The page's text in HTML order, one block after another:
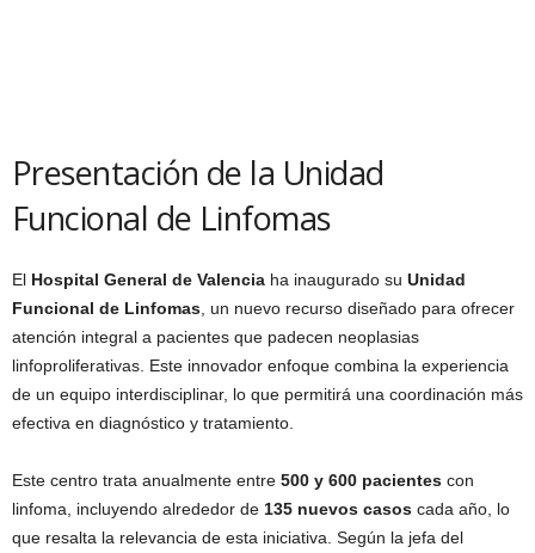
Presentación de la Unidad
Funcional de Linfomas
El Hospital General de Valencia ha inaugurado su Unidad
Funcional de Linfomas , un nuevo recurso diseñado para ofrecer
atención integral a pacientes que padecen neoplasias
linfoproliferativas. Este innovador enfoque combina la experiencia
de un equipo interdisciplinar, lo que permitirá una coordinación más
efectiva en diagnóstico y tratamiento.
Este centro trata anualmente entre 500 y 600 pacientes con
linfoma, incluyendo alrededor de 135 nuevos casos cada año, lo
que resalta la relevancia de esta iniciativa. Según la jefa del